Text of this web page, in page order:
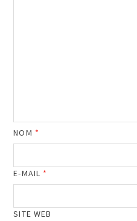
NOM *
E-MAIL *
SITE WEB